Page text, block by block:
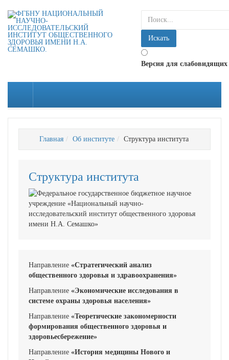
искать...
Искать
Версия для слабовидящих
Главная Об институте Структура института
Структура института
Направление «Стратегический анализ
общественного здоровья и здравоохранения»
Направление «Экономические исследования в
системе охраны здоровья населения»
Направление «Теоретические закономерности
формирования общественного здоровья и
здоровьесбережение»
Направление «История медицины Нового и